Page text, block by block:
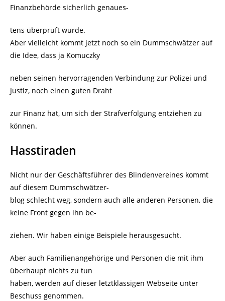
Finanzbehörde sicherlich genaues-
tens überprüft wurde.
Aber vielleicht kommt jetzt noch so ein Dummschwätzer auf
die Idee, dass ja Komuczky
neben seinen hervorragenden Verbindung zur Polizei und
Justiz, noch einen guten Draht
zur Finanz hat, um sich der Strafverfolgung entziehen zu
können.
Hasstiraden
Nicht nur der Geschäftsführer des Blindenvereines kommt
auf diesem Dummschwätzer-
blog schlecht weg, sondern auch alle anderen Personen, die
keine Front gegen ihn be-
ziehen. Wir haben einige Beispiele herausgesucht.
Aber auch Familienangehörige und Personen die mit ihm
überhaupt nichts zu tun
haben, werden auf dieser letztklassigen Webseite unter
Beschuss genommen.